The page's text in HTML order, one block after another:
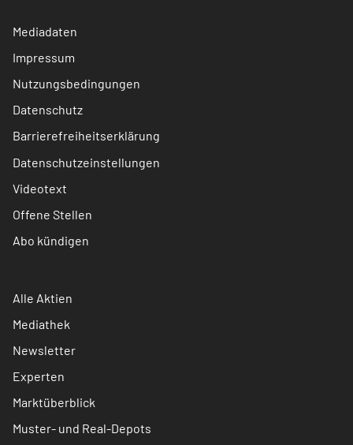
Mediadaten
Impressum
Nutzungsbedingungen
Datenschutz
Barrierefreiheitserklärung
Datenschutzeinstellungen
Videotext
Offene Stellen
Abo kündigen
Alle Aktien
Mediathek
Newsletter
Experten
Marktüberblick
Muster- und Real-Depots